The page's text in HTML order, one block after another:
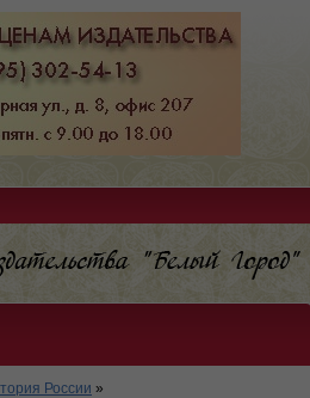
России »